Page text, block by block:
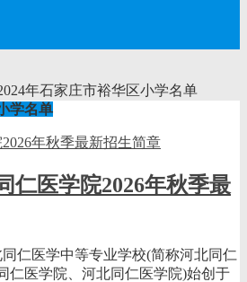
年石家庄市裕华区小学名单
学名单
仁医学院2026年秋季最
仁医学中等专业学校(简称河北同仁
仁医学院、河北同仁医学院)始创于